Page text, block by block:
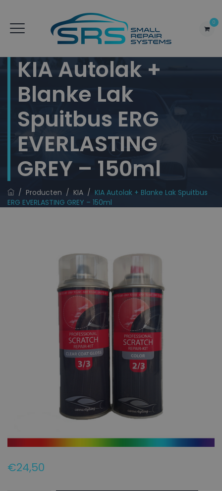
0
KIA Autolak +
Blanke Lak
Spuitbus ERG
EVERLASTING
GREY – 150ml
/ Producten / KIA / KIA Autolak + Blanke Lak Spuitbus
ERG EVERLASTING GREY – 150ml
€24,50